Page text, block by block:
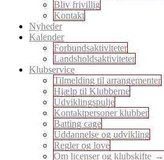
Bliv frivillig
Kontakt
Nyheder
Kalender
Forbundsaktiviteter
Landsholdsaktiviteter
Klubservice
Tilmelding til arrangementer
Hjælp til Klubberne
Udviklingspulje
Kontaktpersoner klubber
Batting cage
Uddannelse og udvikling
Regler og love
Om licenser og klubskifte